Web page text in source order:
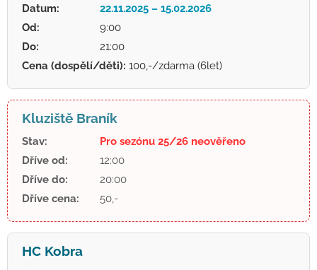
Datum:
22.11.2025 – 15.02.2026
Od:
9:00
Do:
21:00
Cena (dospělí/děti): 100,-/zdarma (6let)
Kluziště Braník
Stav:
Pro sezónu 25/26 neověřeno
Dříve od:
12:00
Dříve do:
20:00
Dříve cena:
50,-
HC Kobra